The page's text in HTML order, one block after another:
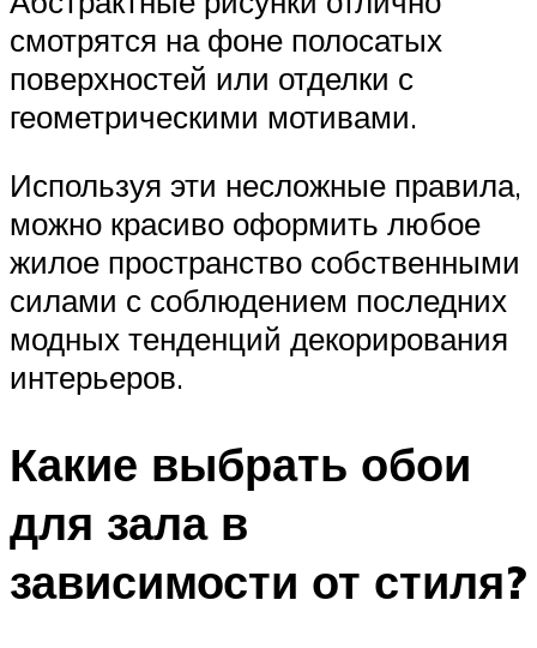
смотрятся на фоне полосатых
поверхностей или отделки с
геометрическими мотивами.
Используя эти несложные правила,
можно красиво оформить любое
жилое пространство собственными
силами с соблюдением последних
модных тенденций декорирования
интерьеров.
Какие выбрать обои
для зала в
зависимости от стиля?